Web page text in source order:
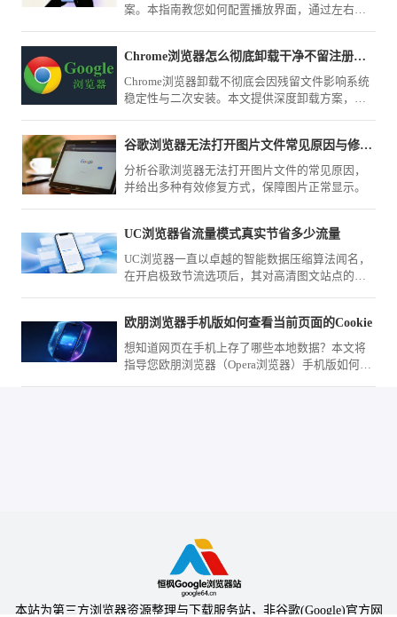
案。本指南教您如何配置播放界面，通过左右滑
果。
Chrome浏览器怎么彻底卸载干净不留注册表残留
Chrome浏览器卸载不彻底会因残留文件影响系统
稳定性与二次安装。本文提供深度卸载方案，详
谷歌浏览器无法打开图片文件常见原因与修复方式
分析谷歌浏览器无法打开图片文件的常见原因，
并给出多种有效修复方式，保障图片正常显示。
UC浏览器省流量模式真实节省多少流量
UC浏览器一直以卓越的智能数据压缩算法闻名，
在开启极致节流选项后，其对高清图文站点的压
优化差值与视觉劣化程度，彻底打消月底套餐告
急的顾虑。
欧朋浏览器手机版如何查看当前页面的Cookie
想知道网页在手机上存了哪些本地数据？本文将
指导您欧朋浏览器（Opera浏览器）手机版如何深
本站为第三方浏览器资源整理与下载服务站，非谷歌(Google)官方网